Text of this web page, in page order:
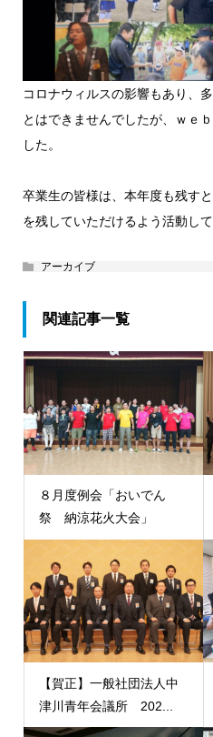
コロナウィルスの影響もあり、
とはできませんでしたが、ｗｅ
した。
卒業生の皆様は、本年度も残す
を残していただけるよう活動して
アーカイブ
関連記事一覧
８月度例会「おいでん
祭 納涼花火大会」
【賀正】一般社団法人中
津川青年会議所 202...